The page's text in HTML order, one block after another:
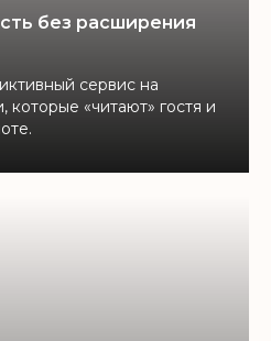
без расширения
сервис на
которые «читают» гостя и